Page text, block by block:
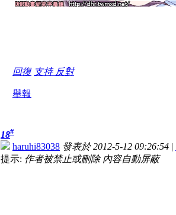
回復 支持 反對
舉報
18#
haruhi83038 發表於 2012-5-12 09:26:54 |
提示: 作者被禁止或刪除 內容自動屏蔽